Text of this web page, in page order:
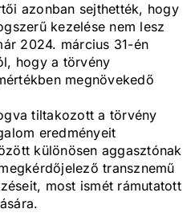
azonban sejthették, hogy
kezelése nem lesz
2024. március 31-én
hogy a törvény
megnövekedő
tiltakozott a törvény
eredményeit
különösen aggasztónak
transznemű
most ismét rámutatott